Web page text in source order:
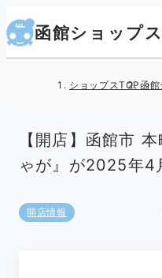
函館ショップス
ショップスTOP函館
【開店】函館市
ゃが』が2025年4
開店情報